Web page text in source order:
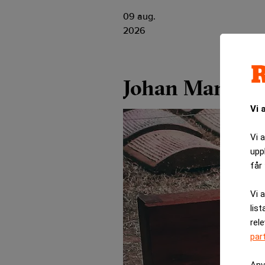
Vi
Vi
får
Vi
09 aug.
2026
Johan Mann